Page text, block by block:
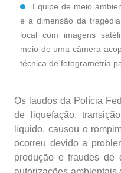
Equipe de meio
e a dimensão da
local com imagens
meio de uma câmera
técnica de fotogrametria
Os laudos da Polícia
de liquefação,
líquido, causou o
ocorreu devido a
produção e fraudes de